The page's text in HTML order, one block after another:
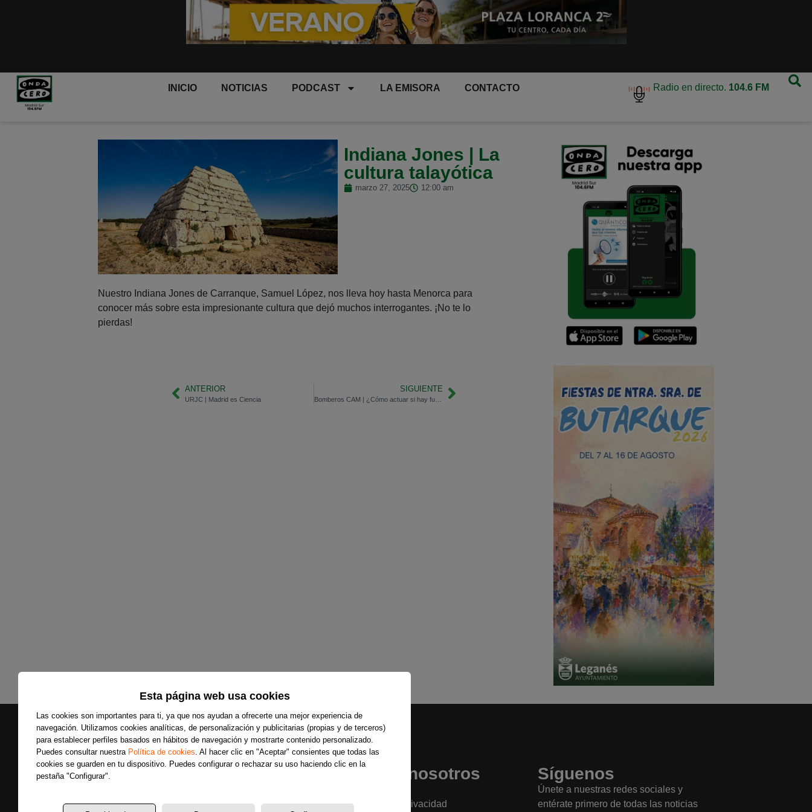
Esta página web usa cookies
Las cookies son importantes para ti, ya que nos ayudan a ofrecerte una mejor experiencia de
navegación. Utilizamos cookies analíticas, de personalización y publicitarias (propias y de terceros)
para establecer perfiles basados en hábitos de navegación y mostrarte contenido personalizado.
Puedes consultar nuestra Política de cookies. Al hacer clic en "Aceptar" consientes que todas las
cookies se guarden en tu dispositivo. Puedes configurar o rechazar su uso haciendo clic en la
pestaña "Configurar".
INICIO NOTICIAS PODCAST LA EMISORA CONTACTO Radio en directo. 104.6 FM
Indiana Jones | La
cultura talayótica
marzo 27, 2025 12:00 am
Nuestro Indiana Jones de Carranque, Samuel López, nos lleva hoy hasta Menorca para
conocer más sobre esta impresionante cultura que dejó muchos interrogantes. ¡No te lo
pierdas!
ANTERIOR
URJC | Madrid es Ciencia
SIGUIENTE
Bomberos CAM | ¿Cómo actuar si hay fuego en casa?
Secciones
Colaboradores
Sobre nosotros
Política de privacidad
Síguenos
Únete a nuestras redes sociales y
entérate primero de todas las noticias